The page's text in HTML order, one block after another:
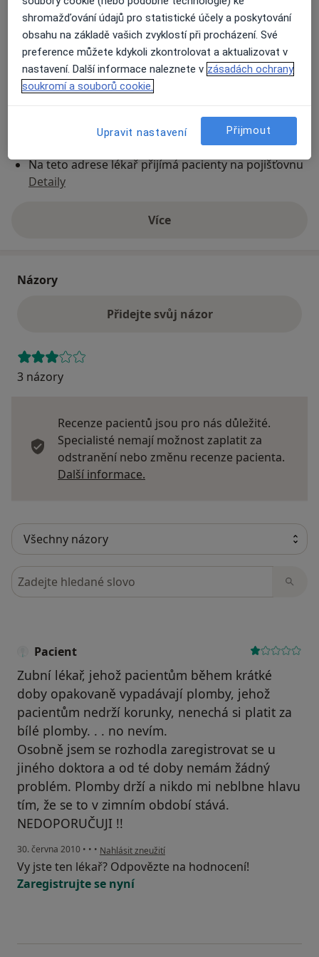
Přiblížit mapuse otevře v nové záložce
Dostupnost
Na této adrese online kalendář není aktivní
Způsoby platby (soukromé návštěvy)
Na teto adrese lékař přijímá pacienty na pojišťovnu
Detaily
Víceo adrese
Názory
Přidejte svůj názor
3 názory
Recenze pacientů jsou pro nás důležité.
Specialisté nemají možnost zaplatit za
odstranění nebo změnu recenze pacienta.
Další informace.
Hledejte v názorech
Pacient
Zubní lékař, jehož pacientům během krátké
doby opakovaně vypadávají plomby, jehož
pacientům nedrží korunky, nenechá si platit za
bílé plomby. . . no nevím.
Osobně jsem se rozhodla zaregistrovat se u
jiného doktora a od té doby nemám žádný
problém. Plomby drží a nikdo mi neblbne hlavu
tím, že se to v zimním období stává.
NEDOPORUČUJI !!
30. června 2010 • • • podle názoru uživatele Pacient
Nahlásit zneužití
Vy jste ten lékař? Odpovězte na hodnocení!
Zaregistrujte se nyní
shromažďování údajů pro statistické účely a poskytování
obsahu na základě vašich zvyklostí při procházení. Své
preference můžete kdykoli zkontrolovat a aktualizovat v
nastavení. Další informace naleznete v zásadách ochrany
soukromí a souborů cookie.
Upravit nastavení Přijmout